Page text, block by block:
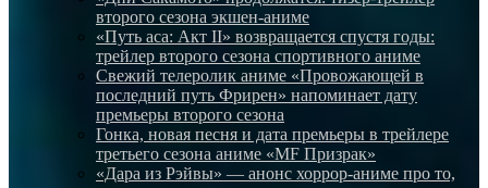
второго сезона экшен-аниме
«Путь аса: Акт II» возвращается спустя годы:
трейлер второго сезона спортивного аниме
Свежий телеролик аниме «Провожающей в
последний путь Фрирен» напоминает дату
премьеры второго сезона
Гонка, новая песня и дата премьеры в трейлере
третьего сезона аниме «MF Призрак»
«Дара из Рэйвы» — анонс хоррор-аниме про то,